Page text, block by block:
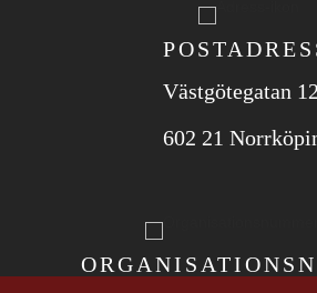
Västgötegatan
602 21